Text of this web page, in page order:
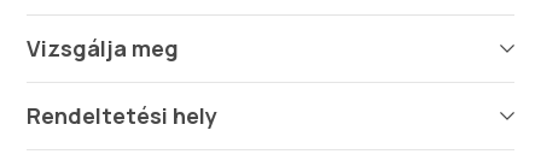
Vizsgálja meg
Rendeltetési hely